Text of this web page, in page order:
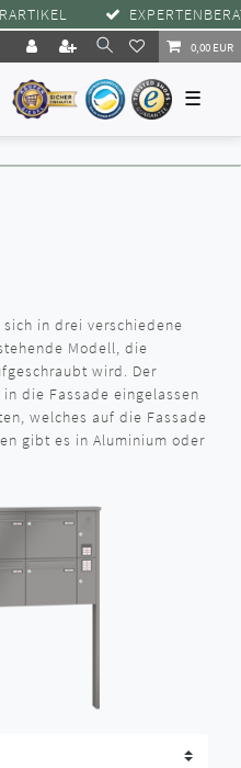
EXPERTENBERATUNG
0,00 EUR
☰
in drei verschiedene
Modell, die
wird. Der
die Fassade eingelassen
welches auf die Fassade
gibt es in Aluminium oder